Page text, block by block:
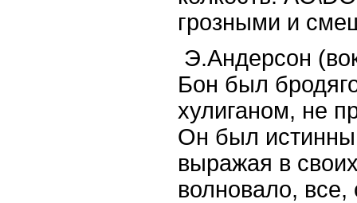
грозными и
Э.Андерсон
Бон был
хулиганом, не
Он был
выражая в
волновало,